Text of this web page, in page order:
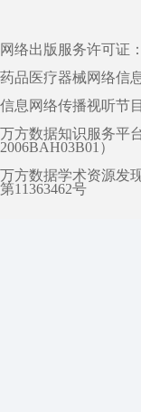
网络出版服务许可证
药品医疗器械网络信
信息网络传播视听节
万方数据知识服务平
2006BAH03B01）
万方数据学术资源发
第11363462号